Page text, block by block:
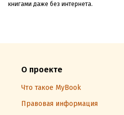
книгами даже без интернета.
О проекте
Что такое MyBook
Правовая информация